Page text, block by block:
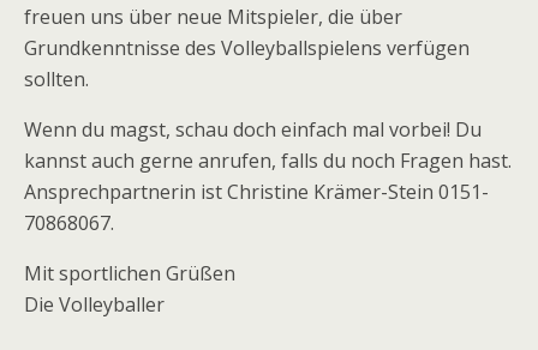
freuen uns über neue Mitspieler, die über
Grundkenntnisse des Volleyballspielens verfügen
sollten.
Wenn du magst, schau doch einfach mal vorbei! Du
kannst auch gerne anrufen, falls du noch Fragen hast.
Ansprechpartnerin ist Christine Krämer-Stein 0151-
70868067.
Mit sportlichen Grüßen
Die Volleyballer